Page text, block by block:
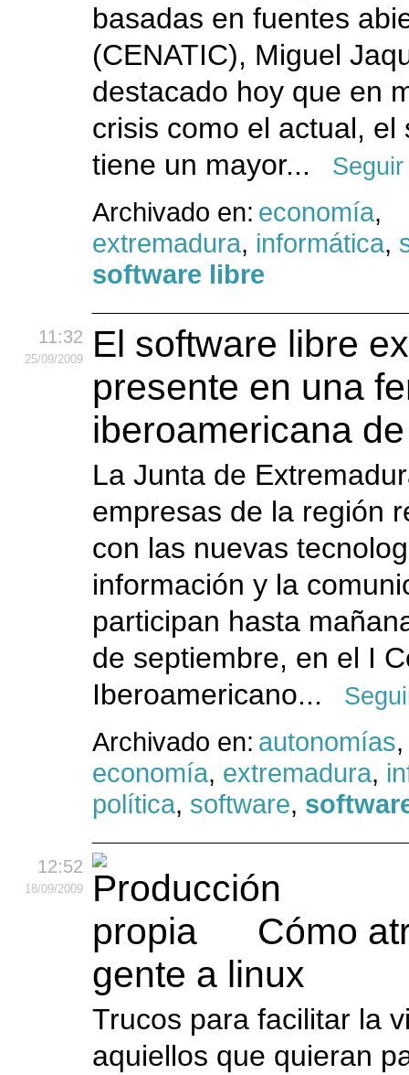
basadas en fuentes
(CENATIC), Miguel
destacado hoy que en
crisis como el actual, el
tiene un mayor...
Archivado en: economía,
extremadura, informática,
software libre
11:32
25/09/2009
El software libre
presente en una
iberoamericana
La Junta de
empresas de la región
con las nuevas
información y la
participan hasta
de septiembre, en el I
Iberoamericano...
Archivado en: autonomías,
economía, extremadura,
política, software,
12:52
18/09/2009
Cómo
gente a linux
Trucos para facilitar la
aquiellos que quieran